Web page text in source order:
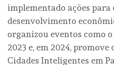
implementado ações para
desenvolvimento
organizou eventos como
2023 e, em 2024, promove
Cidades Inteligentes em